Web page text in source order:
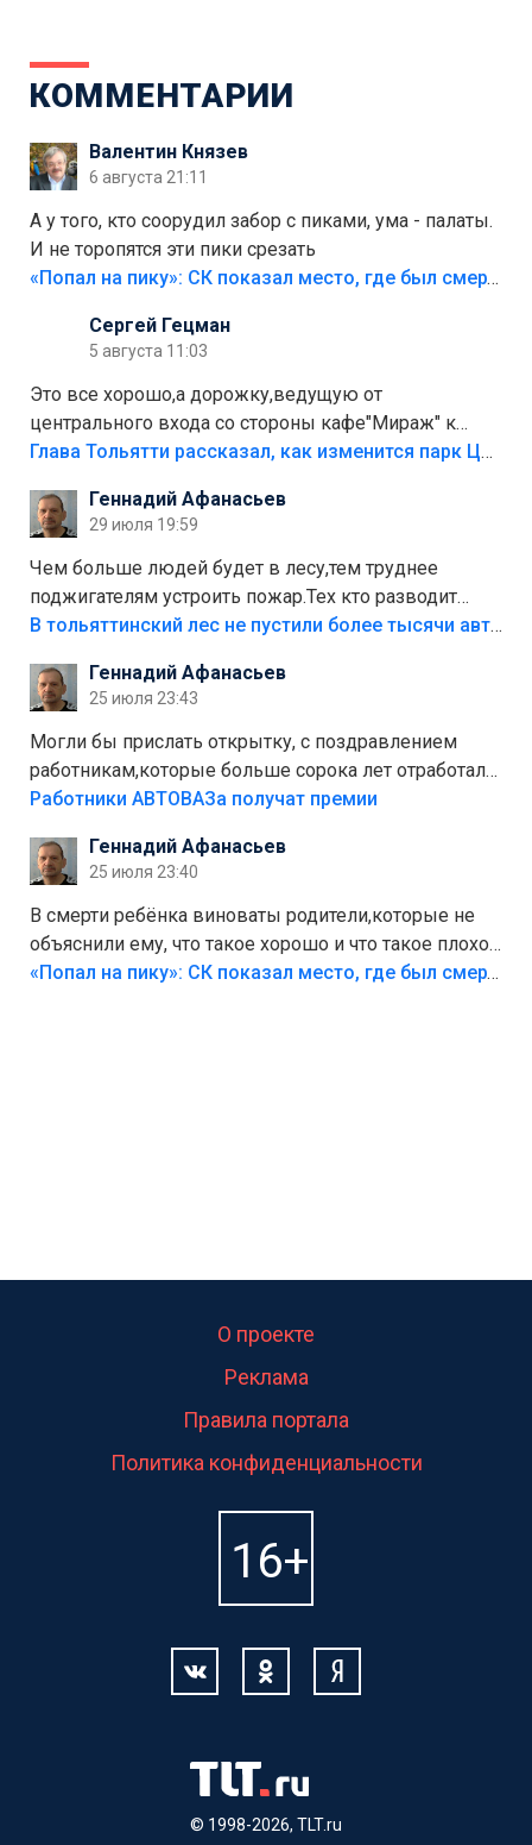
КОММЕНТАРИИ
Валентин Князев
6 августа 21:11
А у того, кто соорудил забор с пиками, ума - палаты.
И не торопятся эти пики срезать
«Попал на пику»: СК показал место, где был смертельно травмирован ребенок в Тольятти
Сергей Гецман
5 августа 11:03
Это все хорошо,а дорожку,ведущую от
центрального входа со стороны кафе"Мираж" к
аттракционам слабо доделать?А то бордюры
лежала в парке и испортилась.Да еще,видимо,часть
украли.
Глава Тольятти рассказал, как изменится парк Центрального района
Геннадий Афанасьев
29 июля 19:59
Чем больше людей будет в лесу,тем труднее
поджигателям устроить пожар.Тех кто разводит
костры,тех надо безбожно штрафовать.Камер полно
Штрафы мизерные.
В тольяттинский лес не пустили более тысячи автомобилей
Геннадий Афанасьев
25 июля 23:43
Могли бы прислать открытку, с поздравлением
работникам,которые больше сорока лет отработали
на предприятии.
Работники АВТОВАЗа получат премии
Геннадий Афанасьев
25 июля 23:40
В смерти ребёнка виноваты родители,которые не
объяснили ему, что такое хорошо и что такое плохо!
Лезть через такой забор,верх безумия,есть же
«Попал на пику»: СК показал место, где был смертельно травмирован ребенок в Тольятти
© 1998-2026, TLT.ru
О проекте
Реклама
Правила портала
Политика конфиденциальности